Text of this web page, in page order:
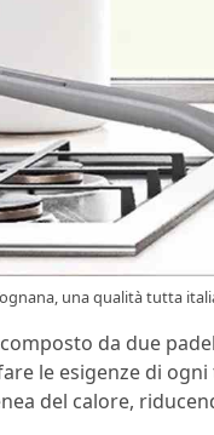
una qualità tutta
da due
le esigenze di
del calore,